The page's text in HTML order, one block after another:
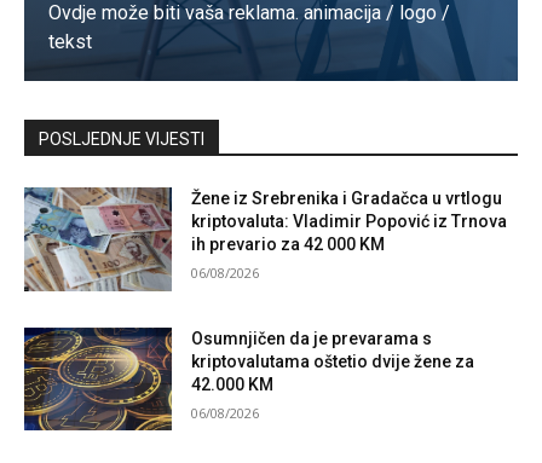
Ovdje može biti vaša reklama. animacija / logo /
tekst
Kontaktirajte nas
POSLJEDNJE VIJESTI
Žene iz Srebrenika i Gradačca u vrtlogu
kriptovaluta: Vladimir Popović iz Trnova
ih prevario za 42 000 KM
06/08/2026
Osumnjičen da je prevarama s
kriptovalutama oštetio dvije žene za
42.000 KM
06/08/2026